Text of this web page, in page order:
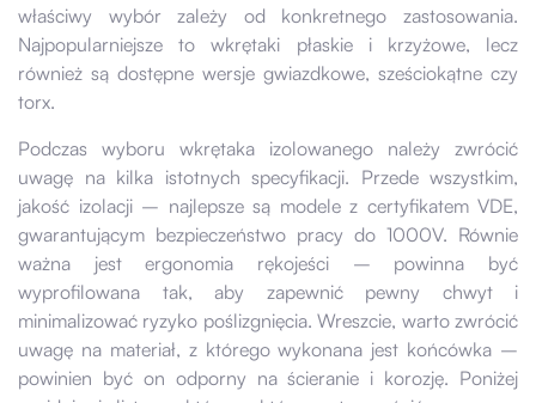
właściwy wybór zależy od konkretnego zastosowania.
Najpopularniejsze to wkrętaki płaskie i krzyżowe, lecz
również są dostępne wersje gwiazdkowe, sześciokątne czy
torx.
Podczas wyboru wkrętaka izolowanego należy zwrócić
uwagę na kilka istotnych specyfikacji. Przede wszystkim,
jakość izolacji – najlepsze są modele z certyfikatem VDE,
gwarantującym bezpieczeństwo pracy do 1000V. Równie
ważna jest ergonomia rękojeści – powinna być
wyprofilowana tak, aby zapewnić pewny chwyt i
minimalizować ryzyko poślizgnięcia. Wreszcie, warto zwrócić
uwagę na materiał, z którego wykonana jest końcówka –
powinien być on odporny na ścieranie i korozję. Poniżej